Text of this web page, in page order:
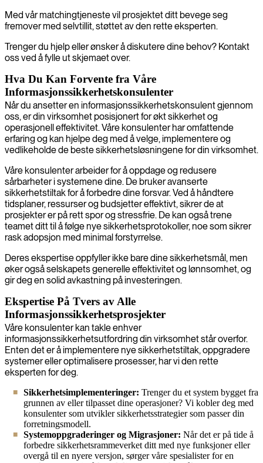
Med vår matchingtjeneste vil prosjektet ditt bevege seg
fremover med selvtillit, støttet av den rette eksperten.
Trenger du hjelp eller ønsker å diskutere dine behov? Kontakt
oss ved å fylle ut skjemaet over.
Hva Du Kan Forvente fra Våre
Informasjonssikkerhetskonsulenter
Når du ansetter en informasjonssikkerhetskonsulent gjennom
oss, er din virksomhet posisjonert for økt sikkerhet og
operasjonell effektivitet. Våre konsulenter har omfattende
erfaring og kan hjelpe deg med å velge, implementere og
vedlikeholde de beste sikkerhetsløsningene for din virksomhet.
Våre konsulenter arbeider for å oppdage og redusere
sårbarheter i systemene dine. De bruker avanserte
sikkerhetstiltak for å forbedre dine forsvar. Ved å håndtere
tidsplaner, ressurser og budsjetter effektivt, sikrer de at
prosjekter er på rett spor og stressfrie. De kan også trene
teamet ditt til å følge nye sikkerhetsprotokoller, noe som sikrer
rask adopsjon med minimal forstyrrelse.
Deres ekspertise oppfyller ikke bare dine sikkerhetsmål, men
øker også selskapets generelle effektivitet og lønnsomhet, og
gir deg en solid avkastning på investeringen.
Ekspertise På Tvers av Alle
Informasjonssikkerhetsprosjekter
Våre konsulenter kan takle enhver
informasjonssikkerhetsutfordring din virksomhet står overfor.
Enten det er å implementere nye sikkerhetstiltak, oppgradere
systemer eller optimalisere prosesser, har vi den rette
eksperten for deg.
Sikkerhetsimplementeringer: Trenger du et system bygget fra
grunnen av eller tilpasset dine operasjoner? Vi kobler deg med
konsulenter som utvikler sikkerhetsstrategier som passer din
forretningsmodell.
Systemoppgraderinger og Migrasjoner: Når det er på tide å
forbedre sikkerhetsrammeverket ditt med nye funksjoner eller
overgå til en nyere versjon, sørger våre spesialister for en